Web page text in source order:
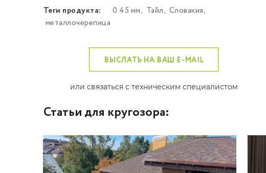
Теги продукта:
0.45 мм, Тайл, Словакия,
металлочерепица
ВЫСЛАТЬ НА ВАШ E-MAIL
или связаться с техническим специалистом
Статьи для кругозора: